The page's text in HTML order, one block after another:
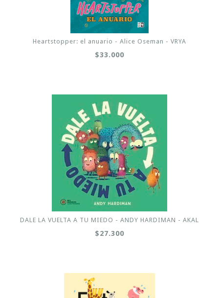
Heartstopper: el anuario - Alice Oseman - VRYA
$33.000
DALE LA VUELTA A TU MIEDO - ANDY HARDIMAN - AKAL
$27.300